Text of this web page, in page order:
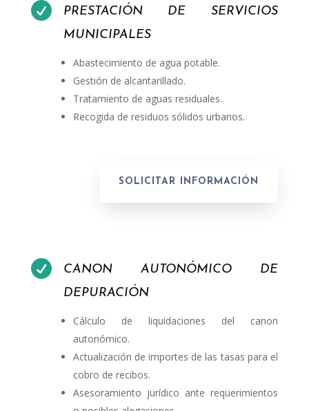

PRESTACIÓN DE SERVICIOS
MUNICIPALES
Abastecimiento de agua potable.
Gestión de alcantarillado.
Tratamiento de aguas residuales.
Recogida de residuos sólidos urbanos.
SOLICITAR INFORMACIÓN

CANON AUTONÓMICO DE
DEPURACIÓN
Cálculo de liquidaciones del canon
autonómico.
Actualización de importes de las tasas para el
cobro de recibos.
Asesoramiento jurídico ante requerimientos